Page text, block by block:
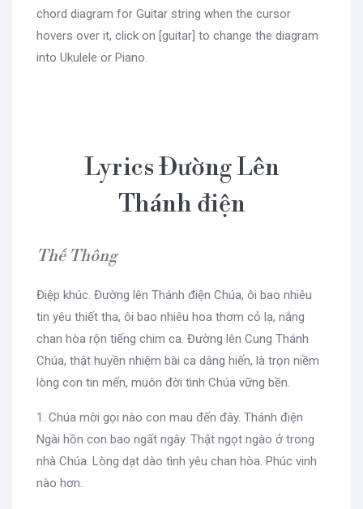
chord diagram for Guitar string when the cursor
hovers over it, click on [guitar] to change the diagram
into Ukulele or Piano.
Lyrics Đường Lên
Thánh điện
Thế Thông
Điệp khúc. Đường lên Thánh điện Chúa, ôi bao nhiêu
tin yêu thiết tha, ôi bao nhiêu hoa thơm cỏ lạ, nắng
chan hòa rộn tiếng chim ca. Đường lên Cung Thánh
Chúa, thật huyền nhiệm bài ca dâng hiến, là trọn niềm
lòng con tin mến, muôn đời tình Chúa vững bền.
1. Chúa mời gọi nào con mau đến đây. Thánh điện
Ngài hồn con bao ngất ngây. Thật ngọt ngào ở trong
nhà Chúa. Lòng dạt dào tình yêu chan hòa. Phúc vinh
nào hơn.